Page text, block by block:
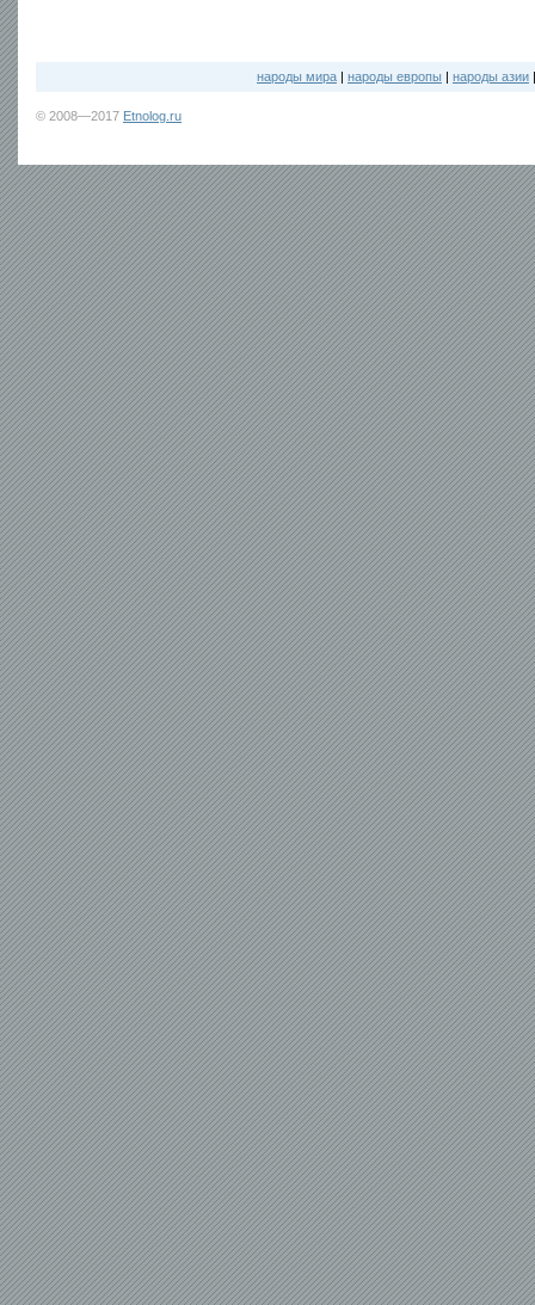
народы мира | народы европы | народы азии
© 2008—2017 Etnolog.ru